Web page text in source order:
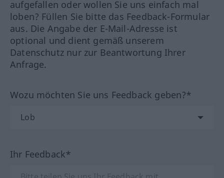
aufgefallen oder wollen Sie uns einfach mal
loben? Füllen Sie bitte das Feedback-Formular
aus. Die Angabe der E-Mail-Adresse ist
optional und dient gemäß unserem
Datenschutz nur zur Beantwortung Ihrer
Anfrage.
Wozu möchten Sie uns Feedback geben?*
Ihr Feedback*